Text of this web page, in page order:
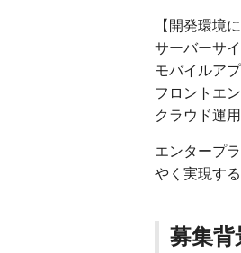
【開発環境
サーバーサ
モバイルア
フロントエ
クラウド運
エンタープ
やく実現す
募集背